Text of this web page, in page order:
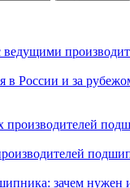
ведущими
в России и за